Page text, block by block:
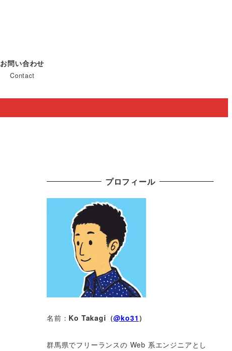
お問い合わせ
Contact
プロフィール
名前： Ko Takagi（@ko31 ）
群馬県でフリーランスの Web 系エンジニアとし